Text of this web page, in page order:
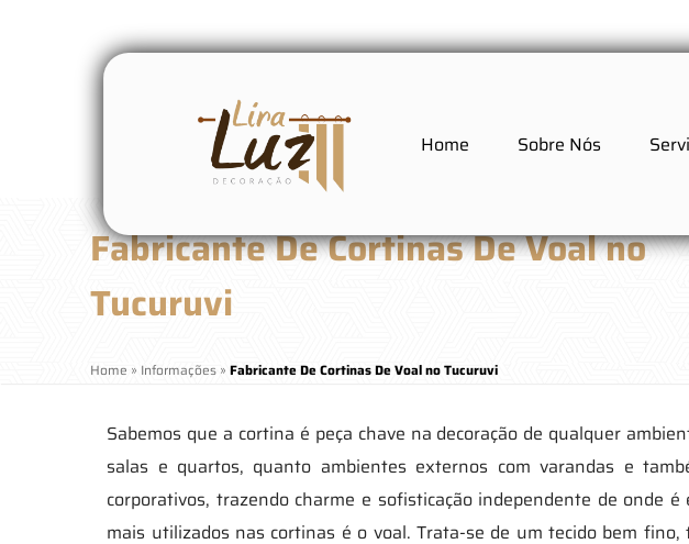
Home Sobre Nós
Fabricante De Cortinas De Voal no
Tucuruvi
Home » Informações »Fabricante De Cortinas De Voal no Tucuruvi
Sabemos que a cortina é peça chave na decoração de qualquer
salas e quartos, quanto ambientes externos com varandas e
corporativos, trazendo charme e sofisticação independente de onde
mais utilizados nas cortinas é o voal. Trata-se de um tecido bem fino,